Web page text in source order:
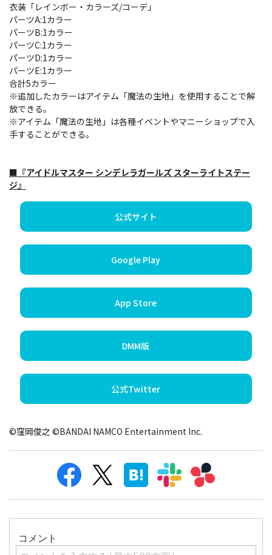
衣装「レインボー・カラーズ/コーデ」
パーツA:1カラー
パーツB:1カラー
パーツC:1カラー
パーツD:1カラー
パーツE:1カラー
合計5カラー
※追加したカラーはアイテム「魔法の生地」を使用することで解
放できる。
※アイテム「魔法の生地」は各種イベントやマニーショップで入
手することができる。
■『アイドルマスター シンデレラガールズ スターライトステー
ジ』
公式サイト
Google Play
App Store
DMM版
公式Twitter
©窪岡俊之 ©BANDAI NAMCO Entertainment Inc.